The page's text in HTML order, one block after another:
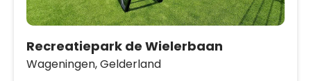
Recreatiepark de Wielerbaan
Wageningen,Gelderland